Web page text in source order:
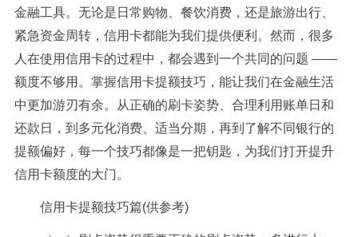
金融工具。无论是日常购物、餐饮消费，还是旅游出行、
紧急资金周转，信用卡都能为我们提供便利。然而，很多
人在使用信用卡的过程中，都会遇到一个共同的问题 ——
额度不够用。掌握信用卡提额技巧，能让我们在金融生活
中更加游刃有余。从正确的刷卡姿势、合理利用账单日和
还款日，到多元化消费、适当分期，再到了解不同银行的
提额偏好，每一个技巧都像是一把钥匙，为我们打开提升
信用卡额度的大门。
信用卡提额技巧篇(供参考)